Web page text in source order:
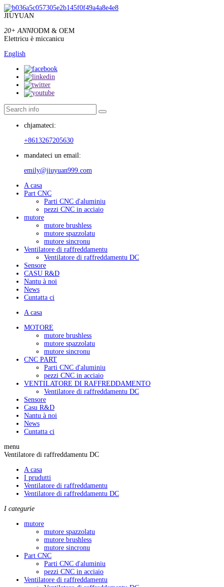
JIUYUAN
20+ ANNIODM & OEM
Elettricu è miccanicu
English
chjamateci:
+8613267205630
mandateci un email:
emily@jiuyuan999.com
A casa
Part CNC
Parti CNC d'aluminiu
pezzi CNC in acciaio
mutore
mutore brushless
mutore spazzolatu
mutore sincronu
Ventilatore di raffreddamentu
Ventilatore di raffreddamentu DC
Sensore
CASU R&D
Nantu à noi
News
Cuntatta ci
A casa
MOTORE
mutore brushless
mutore spazzolatu
mutore sincronu
CNC PART
Parti CNC d'aluminiu
pezzi CNC in acciaio
VENTILATORE DI RAFFREDDAMENTO
Ventilatore di raffreddamentu DC
Sensore
Casu R&D
Nantu à noi
News
Cuntatta ci
menu
Ventilatore di raffreddamentu DC
A casa
I prudutti
Ventilatore di raffreddamentu
Ventilatore di raffreddamentu DC
I categurie
mutore
mutore spazzolatu
mutore brushless
mutore sincronu
Part CNC
Parti CNC d'aluminiu
pezzi CNC in acciaio
Ventilatore di raffreddamentu